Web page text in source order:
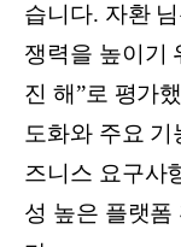
습니다. 자환
쟁력을 높이기
진 해”로 평가
도화와 주요 기
즈니스 요구사
성 높은 플랫폼